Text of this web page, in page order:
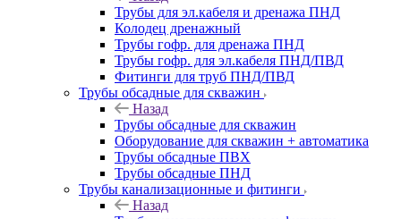
Трубы для эл.кабеля и дренажа ПНД
Колодец дренажный
Трубы гофр. для дренажа ПНД
Трубы гофр. для эл.кабеля ПНД/ПВД
Фитинги для труб ПНД/ПВД
Трубы обсадные для скважин
Назад
Трубы обсадные для скважин
Оборудование для скважин + автоматика
Трубы обсадные ПВХ
Трубы обсадные ПНД
Трубы канализационные и фитинги
Назад